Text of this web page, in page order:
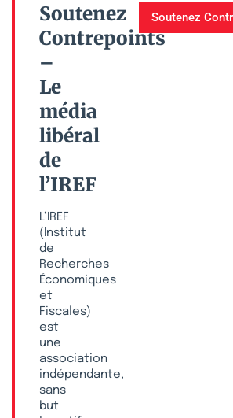
Soutenez
Contrepoints
–
Le
média
libéral
de
l’IREF
L’IREF
(Institut
de
Recherches
Économiques
et
Fiscales)
est
une
association
indépendante,
sans
but
Soutenez